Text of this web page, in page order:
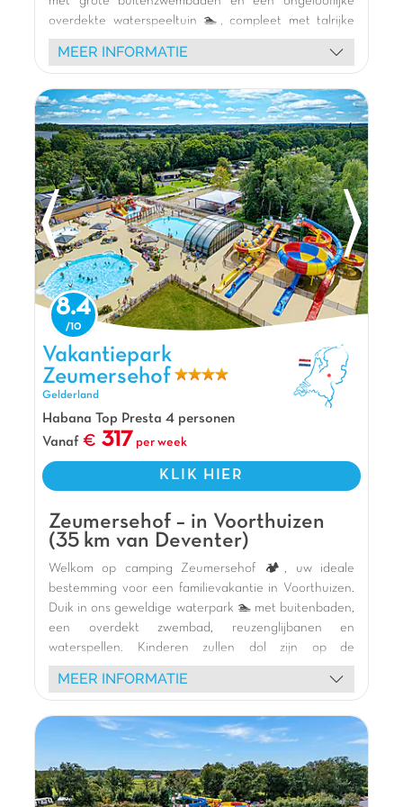
Waterpark en glijbanen inbegrepen
overdekte waterspeeltuin 🏊, compleet met talrijke
glijbanen 🎢 voor urenlang plezier, ongeacht het
weer. Kinderen zullen dol zijn op onze thema-
en creatieve animaties 🎨. Verblijf in onze moderne
en ruime stacaravans 🏡 met terras, omgeven door
groen 🌿. Ontdek de natuur van de Veluwe, bezoek
het charmante Zwolle of het Dolfinarium in Harderwijk
🐬. Met sportactiviteiten en een gezellig restaurant
🍽️ belooft De Scheepsbel ontspanning en vermaak
voor iedereen.
De mening van Jasmijn
Vakantiepark de Scheepsbel bevindt zich
midden in de Veluwe. Je kunt hier fijn wandelen
en genieten van de natuur. Het park wordt
namelijk omringd door bossen, heide en een
zandverstuiving met dieren. Daarnaast heeft De
Scheepsbel een mooie indoorspeeltuin. Ook
heeft de Scheepsbel 2 nieuwe zwembaden van
in totaal 490 m2. Dat is twee keer zo groot als
voorheen!
Pluspunten
Gezellige indoorspeeltuin De Speelpiraat
Op nog geen 14 km van Walibi Holland
MEER INFORMATIE
Vakantiepark Zeumersehof, Vakantiepark Gelderland
8.4
Vakantiepark
Zeumersehof
Gelderland
Habana Top Presta 4 personen
Vanaf
317 per week
KLIK HIER
Zeumersehof – in Voorthuizen
(35 km van Deventer)
Welkom op camping Zeumersehof 🏕️, uw ideale
bestemming voor een familievakantie in Voorthuizen.
Duik in ons geweldige waterpark 🏊 met buitenbaden,
een overdekt zwembad, reuzenglijbanen en
waterspellen. Kinderen zullen dol zijn op de
piratenspeeltuin 🎢, trampolines en het springkasteel,
en natuurlijk de schuimparty's en animatieshows 🎉.
🏡 aan een rustig kanaal, omgeven door een groene
natuurlijke omgeving 🌿. Verken de omgeving per
fiets dankzij onze fietsverhuur of geniet van de tennis-
en jeu-de-boulesbanen. Ontdek Paleis Het Loo in
MEER INFORMATIE